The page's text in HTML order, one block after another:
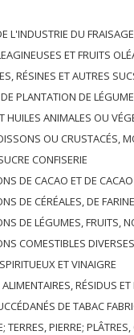
DU FRAISAGE; MALT,
OLÉAGINEUX; GRAINS DIVERS, GRAINES ET FRUITS, PLANTES
RÉSINES ET AUTRES SUCS ET
DE LÉGUMES; PRODUITS VÉGÉTAUX NON
VÉGÉTALES ET LEURS PRODUITS DE CLIVAGE; GRAISSES ANIMALES
MOLLUSQUES OU AUTRES INVERTÉBRÉS
CONFISERIE
DE CACAO ET DE CACAO
DE FARINES, D'AMIDONS OU DE
LÉGUMES, FRUITS, NOIX OU
COMESTIBLES DIVERSES
ET VINAIGRE
RÉSIDUS ET DÉCHETS DE CELLES-
DE TABAC
TERRES, PIERRE;